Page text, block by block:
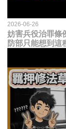
2026-06-26
妨害兵役治罪條
防部只能想到這